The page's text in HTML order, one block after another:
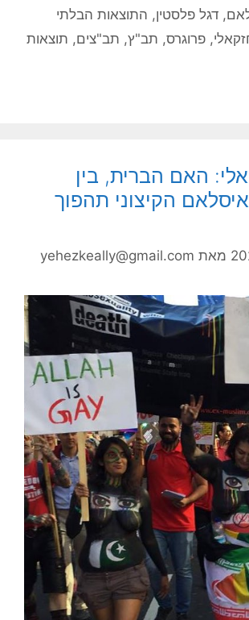
,דגל פלסטין, התוצאות הבלתי
, פרוגרס, תב"ץ, תב"צים, תוצאות
האם הברית, בין
הקיצוני תהפוך
מאת yehezkeally@gmail.com